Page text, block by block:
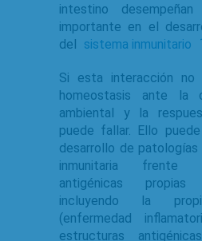
intestino
importante en el
del sistema inmunitario 1
Si esta interacción no
homeostasis ante la
ambiental y la
puede fallar. Ello
desarrollo de patologías
inmunitaria frente
antigénicas propias
incluyendo la
(enfermedad
estructuras